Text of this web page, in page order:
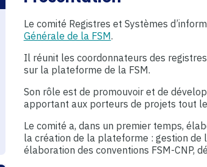
Le comité Registres et Systèmes
Générale de la FSM.
Il réunit les coordonnateurs des
sur la plateforme de la FSM.
Son rôle est de promouvoir et de
apportant aux porteurs de projets tout
Le comité a, dans un premier temps,
la création de la plateforme : gestion de
élaboration des conventions FSM-CNP,